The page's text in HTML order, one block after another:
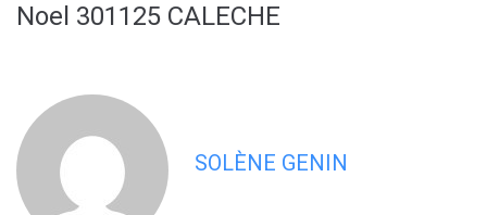
Noel 301125 CALECHE
SOLÈNE GENIN